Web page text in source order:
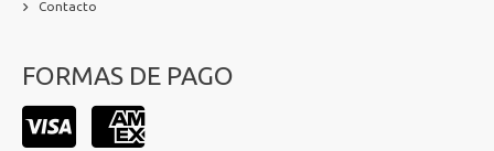
Contacto
FORMAS DE PAGO